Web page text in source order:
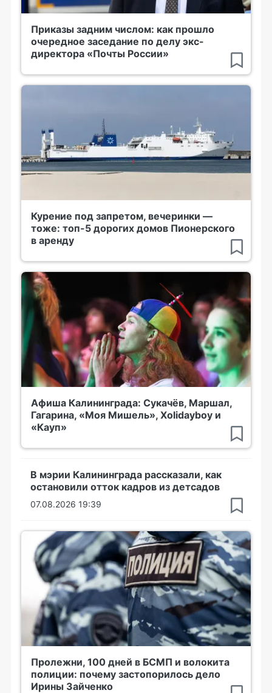
Приказы задним числом: как прошло
очередное заседание по делу экс-
директора «Почты России»
Курение под запретом, вечеринки —
тоже: топ-5 дорогих домов Пионерского
в аренду
Афиша Калининграда: Сукачёв, Маршал,
Гагарина, «Моя Мишель», Xolidayboy и
«Кауп»
В мэрии Калининграда рассказали, как
остановили отток кадров из детсадов
07.08.2026 19:39
Пролежни, 100 дней в БСМП и волокита
полиции: почему застопорилось дело
Ирины Зайченко